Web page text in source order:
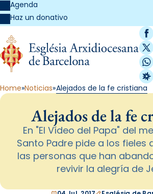
Agenda
Haz un donativo
X
Home Noticias Alejados de la fe cristiana
Alejados de la fe
En "El Vídeo del Papa" del
Santo Padre pide a los fieles
las personas que han
revivir la alegría de